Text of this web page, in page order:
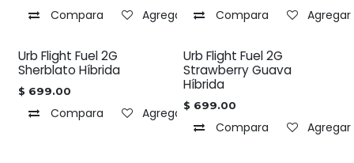
Compara Agregar a la lista de deseos
Compara
Urb Flight Fuel 2G
Sherblato Híbrida
$ 699.00
Compara Agregar a la lista de deseos
Urb Flight Fuel 2G
Strawberry Guava
Híbrida
$ 699.00
Compara